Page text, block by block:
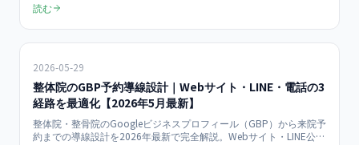
来店型ECの売上+72%実証データまで店舗オーナー向けにまとめま
読む
2026-05-29
整体院のGBP予約導線設計｜Webサイト・LINE・電話の3
経路を最適化【2026年5月最新】
整体院・整骨院のGoogleビジネスプロフィール（GBP）から来院予
約までの導線設計を2026年最新で完全解説。Webサイト・LINE公式